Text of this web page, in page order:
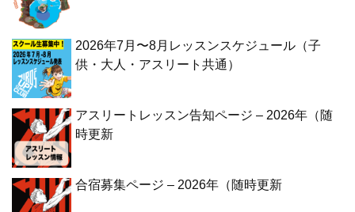
2026年7月〜8月レッスンスケジュール（子
供・大人・アスリート共通）
アスリートレッスン告知ページ – 2026年（随
時更新
合宿募集ページ – 2026年（随時更新